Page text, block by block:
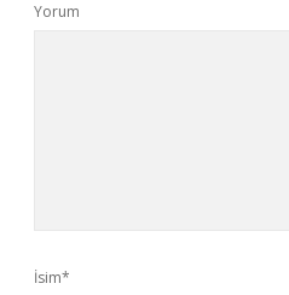
Yorum
İsim*